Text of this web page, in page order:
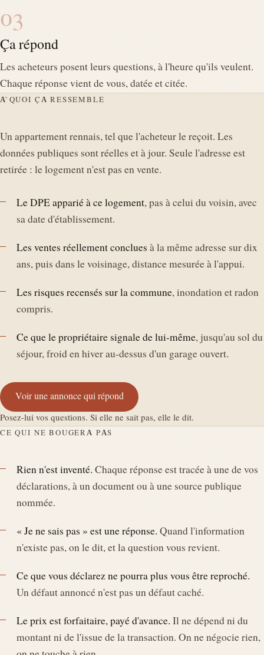
03
Ça répond
Les acheteurs posent leurs questions, à l'heure qu'ils veulent.
Chaque réponse vient de vous, datée et citée.
À QUOI ÇA RESSEMBLE
Un appartement rennais, tel que l'acheteur le reçoit. Les
données publiques sont réelles et à jour. Seule l'adresse est
retirée : le logement n'est pas en vente.
Le DPE apparié à ce logement, pas à celui du voisin, avec
sa date d'établissement.
Les ventes réellement conclues à la même adresse sur dix
ans, puis dans le voisinage, distance mesurée à l'appui.
Les risques recensés sur la commune, inondation et radon
compris.
Ce que le propriétaire signale de lui-même, jusqu'au sol du
séjour, froid en hiver au-dessus d'un garage ouvert.
Voir une annonce qui répond
Posez-lui vos questions. Si elle ne sait pas, elle le dit.
CE QUI NE BOUGERA PAS
Rien n'est inventé. Chaque réponse est tracée à une de vos
déclarations, à un document ou à une source publique
nommée.
« Je ne sais pas » est une réponse. Quand l'information
n'existe pas, on le dit, et la question vous revient.
Ce que vous déclarez ne pourra plus vous être reproché.
Un défaut annoncé n'est pas un défaut caché.
Le prix est forfaitaire, payé d'avance. Il ne dépend ni du
montant ni de l'issue de la transaction. On ne négocie rien,